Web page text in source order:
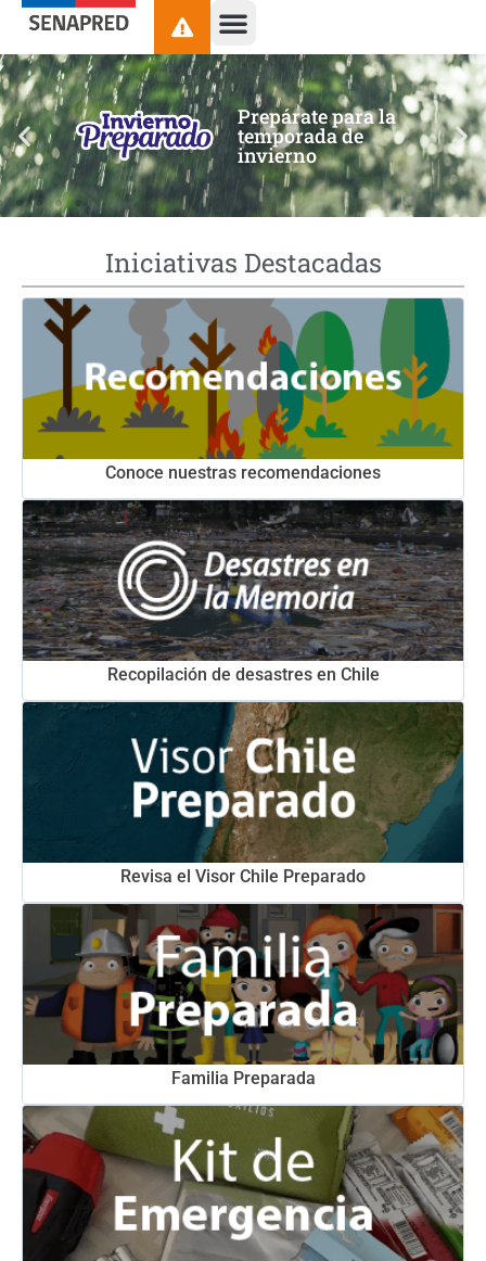
contenido
Prepárate para la
temporada de
invierno
Iniciativas Destacadas
Conoce nuestras recomendaciones
Recopilación de desastres en Chile
Revisa el Visor Chile Preparado
Familia Preparada